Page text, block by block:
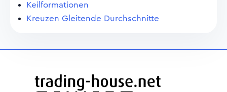
Keilformationen
Kreuzen Gleitende Durchschnitte